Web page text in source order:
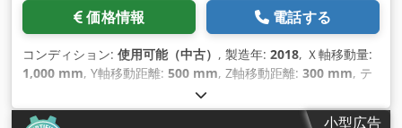
価格情報 電話する
コンディション: 使用可能（中古） , 製造年: 2018, Ｘ軸移動量:
1,000 mm, Y軸移動距離: 500 mm, Z軸移動距離: 300 mm, テ
300 kg（キログラム）
ラム）, 主軸回転速度（最大）:10,000 回転/分, スピンドルモ
小型広告